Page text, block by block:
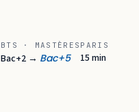
BTS · MASTÈRES
Bac+2 → Bac+5
PARIS
15 min